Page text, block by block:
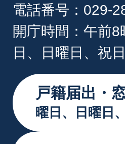
電話番号：029-
開庁時間：午前
日、日曜日、祝
戸籍届出・
曜日、日曜日